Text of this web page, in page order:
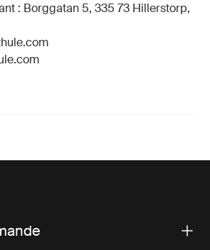
: Borggatan 5, 335 73 Hillerstorp,